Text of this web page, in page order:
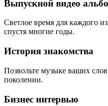
Выпускной видео
Светлое время для каждого
спустя многие годы.
История знакомства
Позвольте музыке ваших
поколении.
Бизнес интервью